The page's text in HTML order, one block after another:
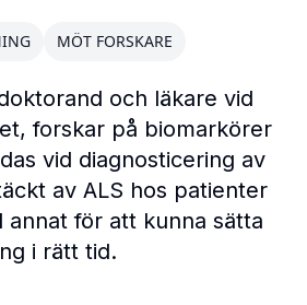
MÖT FORSKARE
och läkare vid
forskar på biomarkörer
vid diagnosticering av
av ALS hos patienter
annat för att kunna sätta
i rätt tid.